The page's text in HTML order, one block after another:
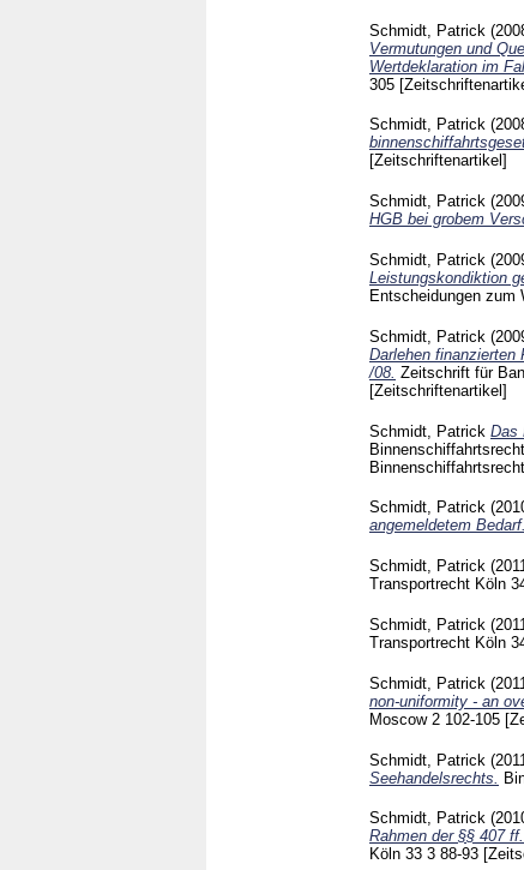
Schmidt, Patrick
Vermutungen und
Wertdeklaration im
305
Schmidt, Patrick
[Zeitschriftenartikel]
Schmidt, Patrick
HGB bei grobem
Schmidt, Patrick
Leistungskondiktion
Entscheidungen
Schmidt, Patrick
Darlehen finanzierten
/08. Zeitschrift für
[Zeitschriftenartikel]
Schmidt, Patrick Das
Schmidt, Patrick
angemeldetem Bedarf.
Schmidt, Patrick
Transportrecht Köln
Schmidt, Patrick
Transportrecht Köln
Schmidt, Patrick
non-uniformity - an
Moscow 2 102-105
Schmidt, Patrick
Seehandelsrechts.
Schmidt, Patrick
Rahmen der §§ 407
Köln 33 3 88-93